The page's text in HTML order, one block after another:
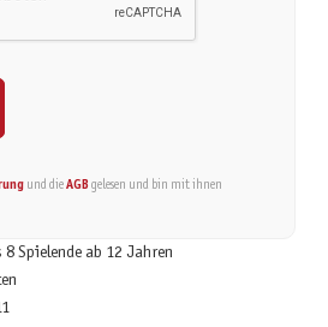
und die AGBgelesen und bin mit ihnen
8 Spielende ab 12 Jahren